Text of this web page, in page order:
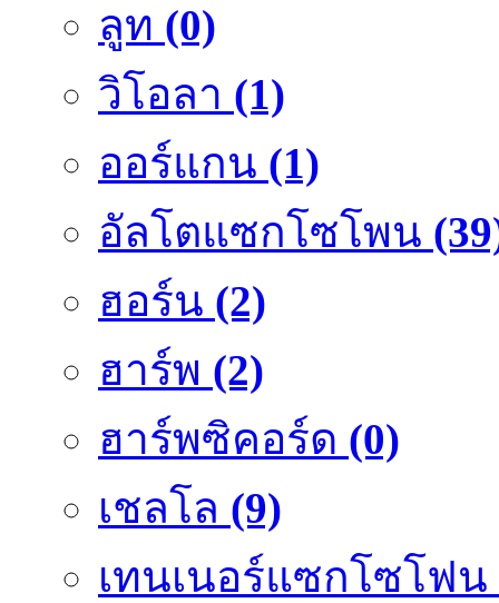
ลูท (0)
วิโอลา (1)
ออร์แกน (1)
อัลโตแซกโซโพน
ฮอร์น (2)
ฮาร์พ (2)
ฮาร์พซิคอร์ด (0)
เชลโล (9)
เทนเนอร์แซกโซโฟน